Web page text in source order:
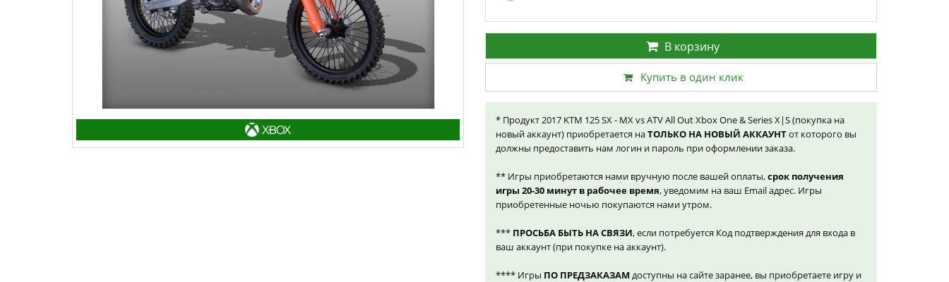
В корзину
Купить в один клик
* Продукт 2017 KTM 125 SX - MX vs ATV All Out Xbox One & Series X|S (покупка на
новый аккаунт) приобретается наТОЛЬКО НА НОВЫЙ АККАУНТот которого вы
должны предоставить нам логин и пароль при оформлении заказа.
** Игры приобретаются нами вручную после вашей оплаты,срок получения
игры 20-30 минут в рабочее время, уведомим на ваш Email адрес. Игры
приобретенные ночью покупаются нами утром.
*** ПРОСЬБА БЫТЬ НА СВЯЗИ, если потребуется Код подтверждения для входа в
ваш аккаунт (при покупке на аккаунт).
**** Игры ПО ПРЕДЗАКАЗАМ доступны на сайте заранее, вы приобретаете игру и